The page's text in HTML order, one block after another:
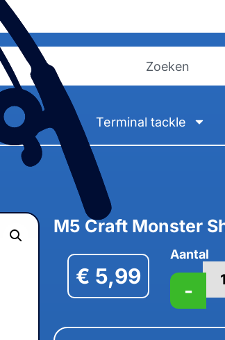
Terminal tackle
M5 Craft Monster
€ 5,99
Aantal
-